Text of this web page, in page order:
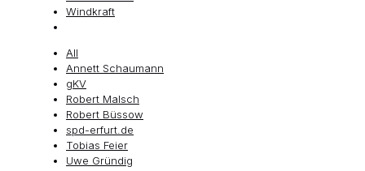
Windkraft
All
Annett Schaumann
gKV
Robert Malsch
Robert Büssow
spd-erfurt.de
Tobias Feier
Uwe Gründig